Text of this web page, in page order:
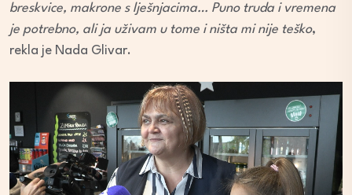
breskvice, makrone s lješnjacima… Puno truda i vremena
je potrebno, ali ja uživam u tome i ništa mi nije teško,
rekla je Nada Glivar.